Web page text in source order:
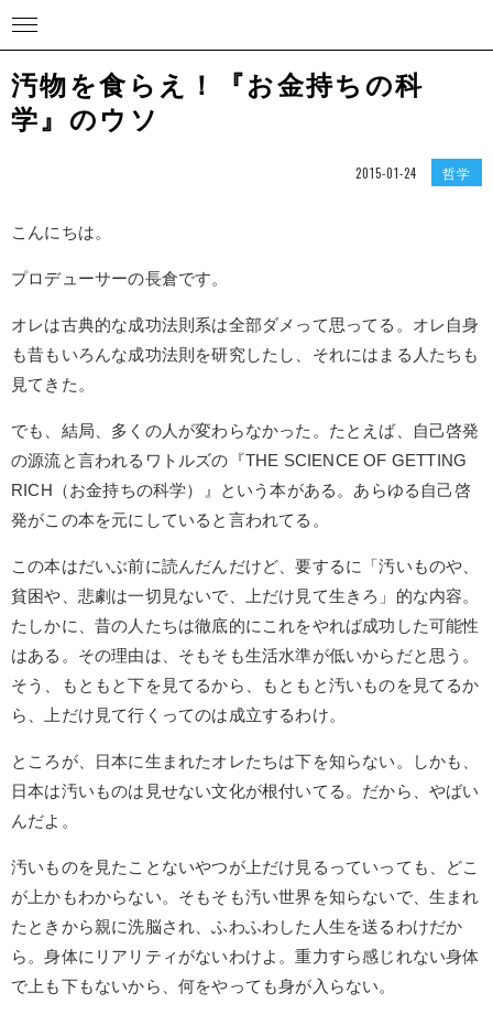
汚物を食らえ！『お金持ちの科
学』のウソ
2015-01-24 哲学
こんにちは。
プロデューサーの長倉です。
オレは古典的な成功法則系は全部ダメって思ってる。オレ自身
も昔もいろんな成功法則を研究したし、それにはまる人たちも
見てきた。
でも、結局、多くの人が変わらなかった。たとえば、自己啓発
の源流と言われるワトルズの『THE SCIENCE OF GETTING
RICH（お金持ちの科学）』という本がある。あらゆる自己啓
発がこの本を元にしていると言われてる。
この本はだいぶ前に読んだんだけど、要するに「汚いものや、
貧困や、悲劇は一切見ないで、上だけ見て生きろ」的な内容。
たしかに、昔の人たちは徹底的にこれをやれば成功した可能性
はある。その理由は、そもそも生活水準が低いからだと思う。
そう、もともと下を見てるから、もともと汚いものを見てるか
ら、上だけ見て行くってのは成立するわけ。
ところが、日本に生まれたオレたちは下を知らない。しかも、
日本は汚いものは見せない文化が根付いてる。だから、やばい
んだよ。
汚いものを見たことないやつが上だけ見るっていっても、どこ
が上かもわからない。そもそも汚い世界を知らないで、生まれ
たときから親に洗脳され、ふわふわした人生を送るわけだか
ら。身体にリアリティがないわけよ。重力すら感じれない身体
で上も下もないから、何をやっても身が入らない。